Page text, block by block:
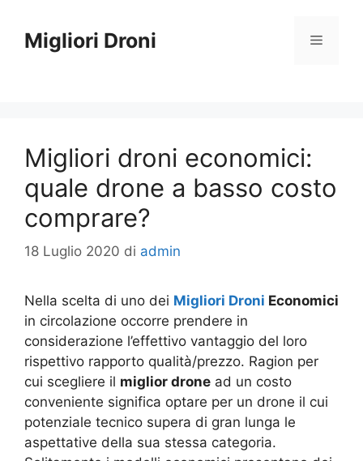
contenuto
Migliori Droni Menu
Migliori droni economici:
quale drone a basso costo
comprare?
18 Luglio 2020 di admin
Nella scelta di uno dei Migliori Droni Economici
in circolazione occorre prendere in
considerazione l’effettivo vantaggio del loro
rispettivo rapporto qualità/prezzo. Ragion per
cui scegliere il miglior drone ad un costo
conveniente significa optare per un drone il cui
potenziale tecnico supera di gran lunga le
aspettative della sua stessa categoria.